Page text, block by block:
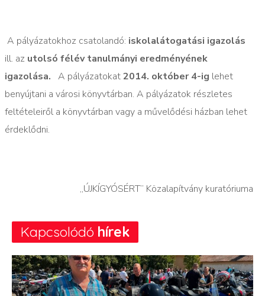
A pályázatokhoz csatolandó: iskolalátogatási igazolás
ill. az utolsó félév tanulmányi eredményének
igazolása. A pályázatokat2014. október 4-ig lehet
benyújtani a városi könyvtárban. A pályázatok részletes
feltételeiről a könyvtárban vagy a művelődési házban lehet
érdeklődni.
„ÚJKÍGYÓSÉRT” Közalapítvány kuratóriuma
Kapcsolódó hírek